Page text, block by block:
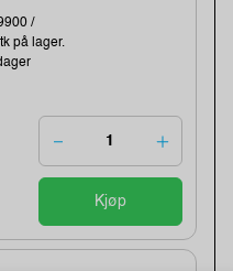
/
på lager.
Kjøp